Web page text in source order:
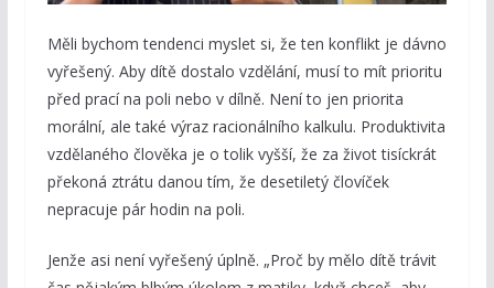
Měli bychom tendenci myslet si, že ten konflikt je dávno
vyřešený. Aby dítě dostalo vzdělání, musí to mít prioritu
před prací na poli nebo v dílně. Není to jen priorita
morální, ale také výraz racionálního kalkulu. Produktivita
vzdělaného člověka je o tolik vyšší, že za život tisíckrát
překoná ztrátu danou tím, že desetiletý človíček
nepracuje pár hodin na poli.
Jenže asi není vyřešený úplně. „Proč by mělo dítě trávit